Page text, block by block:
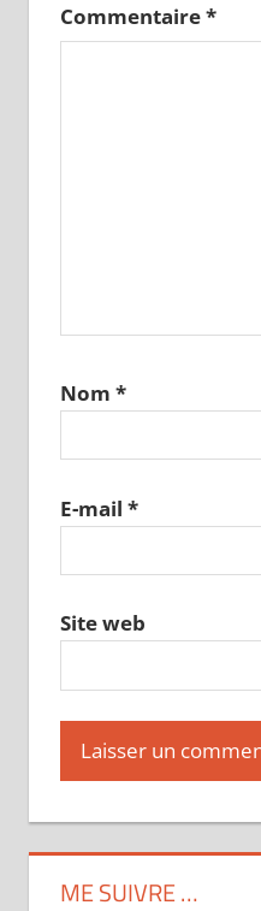
Commentaire*
Nom *
E-mail *
Site web
ME SUIVRE …